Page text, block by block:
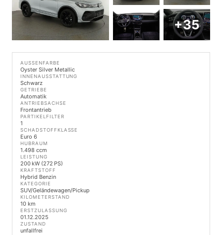
+35
AUSSENFARBE
Oyster Silver Metallic
INNENAUSSTATTUNG
Schwarz
GETRIEBE
Automatik
ANTRIEBSACHSE
Frontantrieb
PARTIKELFILTER
1
SCHADSTOFFKLASSE
Euro 6
HUBRAUM
1.498 ccm
LEISTUNG
200 kW (272 PS)
KRAFTSTOFF
Hybrid Benzin
KATEGORIE
SUV/Geländewagen/Pickup
KILOMETERSTAND
10 km
ERSTZULASSUNG
01.12.2025
ZUSTAND
unfallfrei